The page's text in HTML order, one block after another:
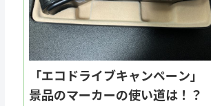
「エコドライブキャンペーン」
景品のマーカーの使い道は！？